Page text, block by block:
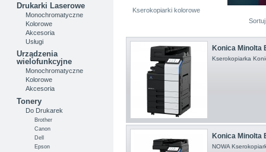
Drukarki Laserowe
Monochromatyczne
Kolorowe
Akcesoria
Usługi
Urządzenia
wielofunkcyjne
Monochromatyczne
Kolorowe
Akcesoria
Tonery
Do Drukarek
Brother
Canon
Dell
Epson
Kserokopiarki kolorowe
Sortuj
Konica Minolta
Kserokopiarka
Konica Minolta
NOWA